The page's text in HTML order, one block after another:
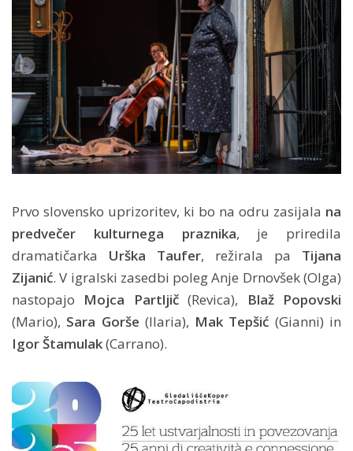
Prvo slovensko uprizoritev, ki bo na odru zasijala na
predvečer kulturnega praznika, je priredila
dramatičarka Urška Taufer, režirala pa Tijana
Zijanić. V igralski zasedbi poleg Anje Drnovšek (Olga)
nastopajo Mojca Partljič(Revica),
Blaž Popovski
(Mario), Sara Gorše (Ilaria), Mak Tepšić (Gianni) in
Igor Štamulak(Carrano).